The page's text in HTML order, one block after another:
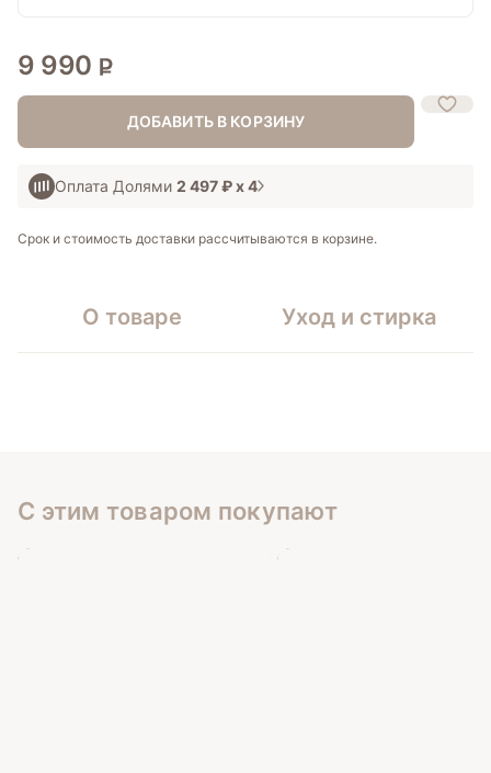
9 990
ДОБАВИТЬ В КОРЗИНУ
Оплата Долями2 497 ₽х 4
Срок и стоимость доставки рассчитываются в корзине.
О товаре Уход и стирка
С этим товаром покупают